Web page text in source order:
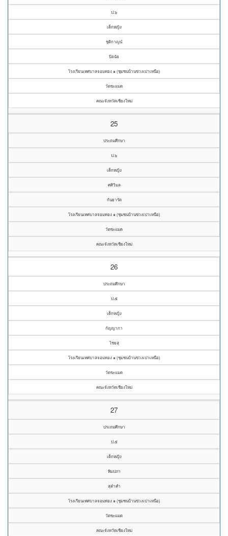
ป.๖
เด็กหญิง
ชุติกาญน์
นิจฉัย
โรงเรียนเทศบาลจอมทอง ๑ (ชุมชนบ้านข่วงเปาเหนือ)
วัดขะแมด
คณะจังหวัดเชียงใหม่
25
ประถมศึกษา
ป.๖
เด็กหญิง
ศศิวิมล
กันยารัด
โรงเรียนเทศบาลจอมทอง ๑ (ชุมชนบ้านข่วงเปาเหนือ)
วัดขะแมด
คณะจังหวัดเชียงใหม่
26
ประถมศึกษา
ป.๕
เด็กหญิง
กัญญากา
ไชยสุ
โรงเรียนเทศบาลจอมทอง ๑ (ชุมชนบ้านข่วงเปาเหนือ)
วัดขะแมด
คณะจังหวัดเชียงใหม่
27
ประถมศึกษา
ป.๕
เด็กหญิง
พิมปภา
สุต๋าคำ
โรงเรียนเทศบาลจอมทอง ๑ (ชุมชนบ้านข่วงเปาเหนือ)
วัดขะแมด
คณะจังหวัดเชียงใหม่